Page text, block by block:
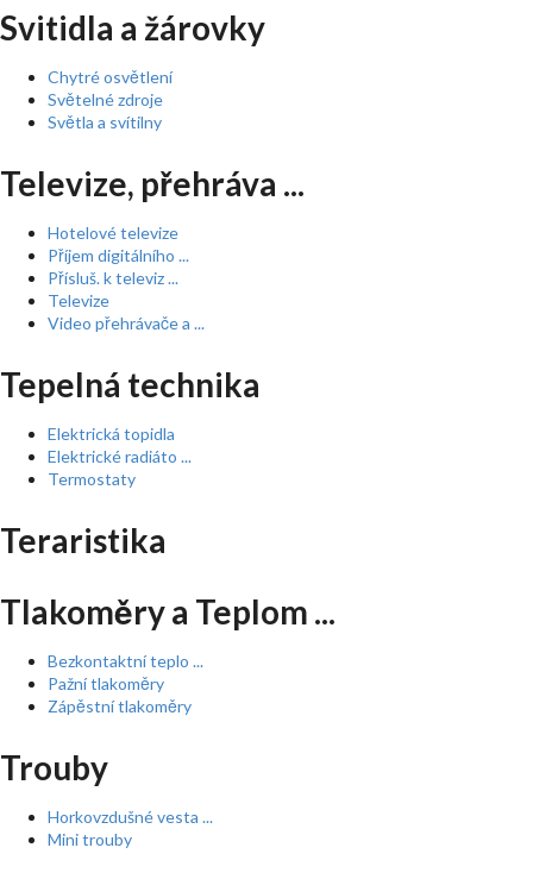
Svitidla a žárovky
Chytré osvětlení
Světelné zdroje
Světla a svítilny
Televize, přehráva ...
Hotelové televize
Příjem digitálního ...
Přísluš. k televiz ...
Televize
Video přehrávače a ...
Tepelná technika
Elektrická topidla
Elektrické radiáto ...
Termostaty
Teraristika
Tlakoměry a Teplom ...
Bezkontaktní teplo ...
Pažní tlakoměry
Zápěstní tlakoměry
Trouby
Horkovzdušné vesta ...
Mini trouby